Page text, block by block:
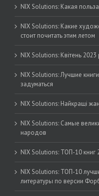
NIX Solutions: Какая
NIX Solutions: Какие
стоит почитать этим летом
NIX Solutions: Квітень 2023
NIX Solutions: Лучшие
задуматься
NIX Solutions: Найкращі
NIX Solutions: Самые
народов
NIX Solutions: ТОП-10 книг
NIX Solutions: ТОП-10
литературы по версии